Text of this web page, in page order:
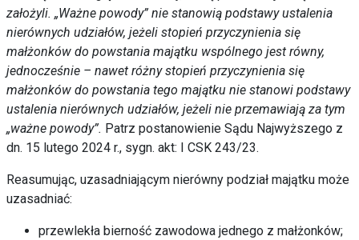
założyli. „Ważne powody” nie stanowią podstawy ustalenia
nierównych udziałów, jeżeli stopień przyczynienia się
małżonków do powstania majątku wspólnego jest równy,
jednocześnie – nawet różny stopień przyczynienia się
małżonków do powstania tego majątku nie stanowi podstawy
ustalenia nierównych udziałów, jeżeli nie przemawiają za tym
„ważne powody”. Patrz postanowienie Sądu Najwyższego z
dn. 15 lutego 2024 r., sygn. akt: I CSK 243/23.
Reasumując, uzasadniającym nierówny podział majątku może
uzasadniać:
przewlekła bierność zawodowa jednego z małżonków;